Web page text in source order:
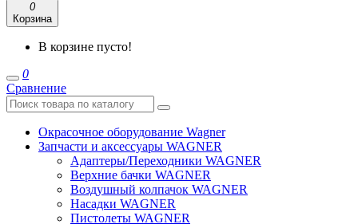
0
Корзина
В корзине пусто!
0
Сравнение
Окрасочное оборудование Wagner
Запчасти и аксессуары WAGNER
Адаптеры/Переходники WAGNER
Верхние бачки WAGNER
Воздушный колпачок WAGNER
Насадки WAGNER
Пистолеты WAGNER